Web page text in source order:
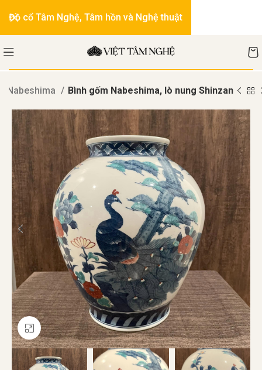
Nabeshima Bình gốm Nabeshima, lò nung Shinzan
Click to enlarge
Đồ cổ Tâm Nghệ, Tâm hồn và Nghệ thuật